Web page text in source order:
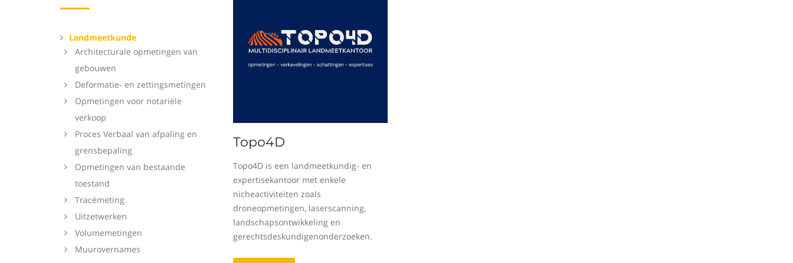
Landmeetkunde
Architecturale opmetingen van
gebouwen
Deformatie- en zettingsmetingen
Opmetingen voor notariële
verkoop
Proces Verbaal van afpaling en
grensbepaling
Opmetingen van bestaande
toestand
Tracémeting
Uitzetwerken
Volumemetingen
Muurovernames
Topo4D
Topo4D is een landmeetkundig- en
expertisekantoor met enkele
nicheactiviteiten zoals
droneopmetingen, laserscanning,
landschapsontwikkeling en
gerechtsdeskundigenonderzoeken.